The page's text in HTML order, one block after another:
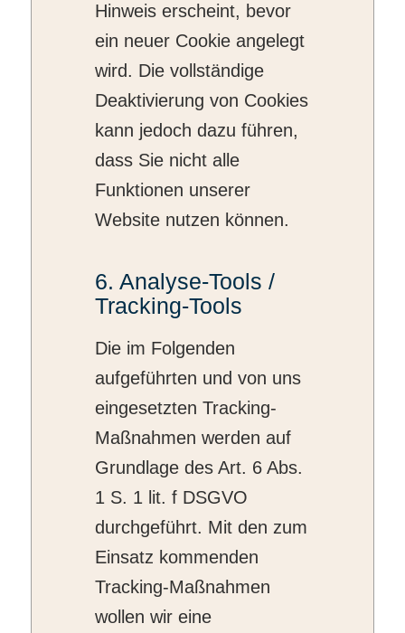
Hinweis erscheint, bevor
ein neuer Cookie angelegt
wird. Die vollständige
Deaktivierung von Cookies
kann jedoch dazu führen,
dass Sie nicht alle
Funktionen unserer
Website nutzen können.
6. Analyse-Tools /
Tracking-Tools
Die im Folgenden
aufgeführten und von uns
eingesetzten Tracking-
Maßnahmen werden auf
Grundlage des Art. 6 Abs.
1 S. 1 lit. f DSGVO
durchgeführt. Mit den zum
Einsatz kommenden
Tracking-Maßnahmen
wollen wir eine